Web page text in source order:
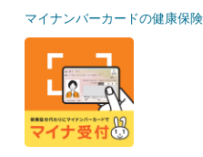
マイナンバーカードの健康保